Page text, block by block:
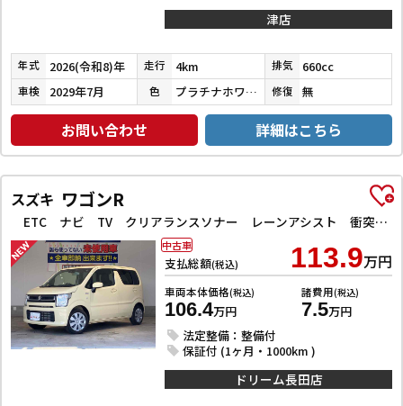
津店
年式 2026(令和8)年 走行 4km 排気 660cc
車検 2029年7月 色 プラチナホワイトパール 修復 無
お問い合わせ 詳細はこちら
スズキ ワゴンR
ETC ナビ TV クリアランスソナー レーンアシスト 衝突被害軽減システム オートライト スマートキー アイドリングストップ 電動格納ミラー シートヒーター ベンチシート CVT ESC CD
支払総額(税込) 113.9万円
車両本体価格(税込)
106.4万円
諸費用(税込)
7.5万円
法定整備：整備付
保証付 (1ヶ月・1000km )
中古車
ドリーム長田店